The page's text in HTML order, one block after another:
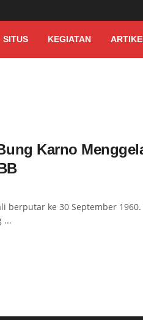
SITUS KEGIATAN
Karno
berputar ke 30 September
...